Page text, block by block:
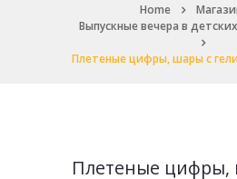
Home
Выпускные вечера в
Плетеные цифры, шары с
Плетеные цифры,